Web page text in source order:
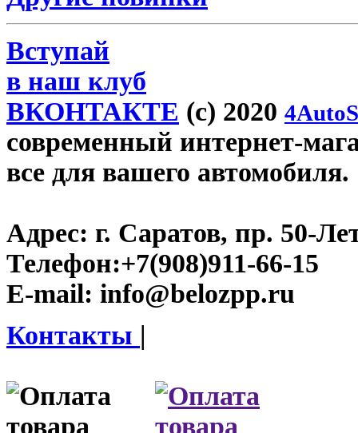
Вступай
в наш клуб
ВКОНТАКТЕ (c) 2020
современный интернет-
все для вашего автомобиля.
Адрес: г. Саратов, пр. 50-
Телефон:+7(908)911-66-15
E-mail: info@belozpp.ru
Контакты |